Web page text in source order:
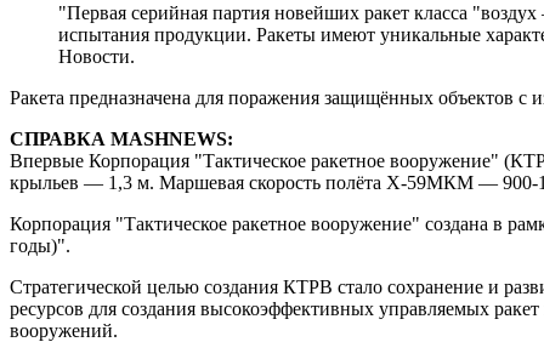
"Первая серийная партия новейших ракет класса
испытания продукции. Ракеты имеют уникальные
Новости.
Ракета предназначена для поражения защищённых объектов с
СПРАВКА MASHNEWS:
Впервые Корпорация "Тактическое ракетное вооружение"
крыльев — 1,3 м. Маршевая скорость полёта Х-59МКМ — 900-
Корпорация "Тактическое ракетное вооружение" создана в
годы)".
Стратегической целью создания КТРВ стало сохранение и
ресурсов для создания высокоэффективных управляемых
вооружений.